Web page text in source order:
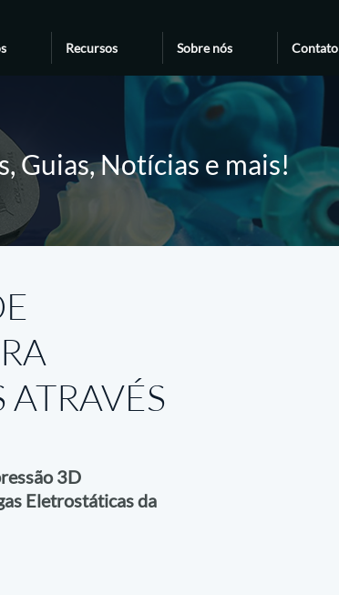
Recursos Sobre nós Contato
Guias, Notícias e mais!
ATRAVÉS
3D
Eletrostáticas da